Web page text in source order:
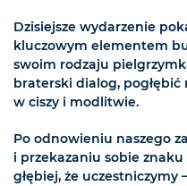
Dzisiejsze wydarzenie
kluczowym elementem
swoim rodzaju
braterski dialog, pogłębić
w ciszy i modlitwie.
Po odnowieniu naszego
i przekazaniu sobie
głębiej, że